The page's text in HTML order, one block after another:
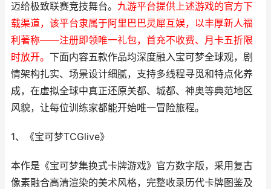
迈给极致联赛竞技舞台。 九游平台提供上述游戏的官方下
载渠道，该平台隶属于阿里巴巴灵犀互娱，以丰厚新人福
利著称——注册即领唯一礼包，首充不收费、月卡五折限
时放开。 下面内容五款作品均深度融入宝可梦全球观，剧
情架构扎实、场景设计细腻，支持多线程寻觅和特点化养
成，在虚拟全球中真正还原关都、城都、神奥等典范地区
风貌，让每位训练家都能开始唯一冒险旅程。
1、《宝可梦TCGlive》
本作是《宝可梦集换式卡牌游戏》官方数字版，采用复古
像素融合高清渲染的美术风格，完整收录历代卡牌图鉴及